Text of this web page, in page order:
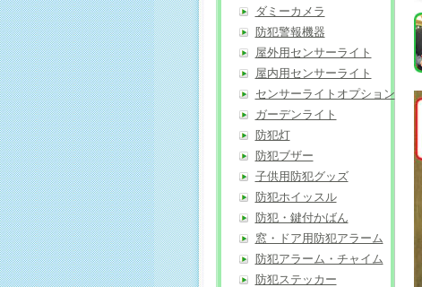
ダミーカメラ
防犯警報機器
屋外用センサーライト
屋内用センサーライト
センサーライトオプション
ガーデンライト
防犯灯
防犯ブザー
子供用防犯グッズ
防犯ホイッスル
防犯・鍵付かばん
窓・ドア用防犯アラーム
防犯アラーム・チャイム
防犯ステッカー